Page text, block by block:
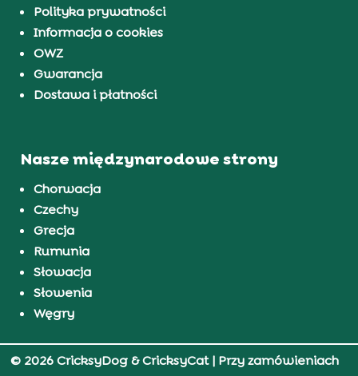
Polityka prywatności
Informacja o cookies
OWZ
Gwarancja
Dostawa i płatności
Nasze międzynarodowe strony
Chorwacja
Czechy
Grecja
Rumunia
Słowacja
Słowenia
Węgry
© 2026 CricksyDog & CricksyCat| Przy zamówieniach